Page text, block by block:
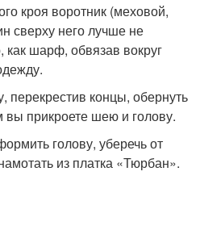
кроя воротник (меховой,
сверху него лучше не
как шарф, обвязав вокруг
перекрестив концы, обернуть
прикроете шею и голову.
голову, уберечь от
из платка «Тюрбан».